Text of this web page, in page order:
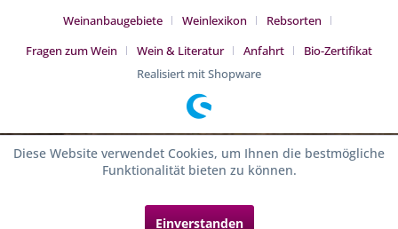
Weinanbaugebiete
Weinlexikon
Rebsorten
Fragen zum Wein
Wein & Literatur Anfahrt
Bio-Zertifikat
Realisiert mit Shopware
Diese Website verwendet Cookies, um Ihnen die bestmögliche
Funktionalität bieten zu können.
Einverstanden